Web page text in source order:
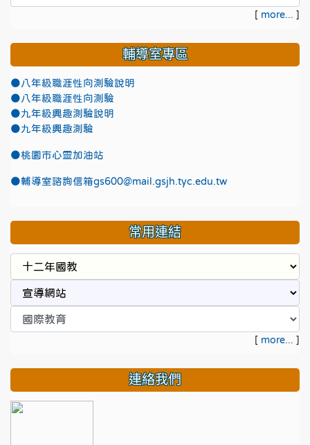
[ more... ]
輔導室專區
●八年級職涯性向測驗說明
●八年級職涯性向測驗
●九年級興趣測驗說明
●九年級興趣測驗
●桃園市心靈加油站
●輔導室諮詢信箱gs600@mail.gsjh.tyc.edu.tw
常用連結
[ more... ]
連絡我們